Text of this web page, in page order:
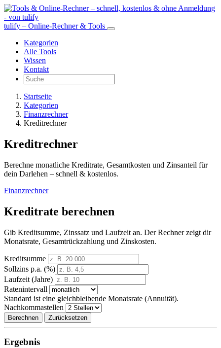
tulify – Online-Rechner & Tools
Kategorien
Alle Tools
Wissen
Kontakt
Startseite
Kategorien
Finanzrechner
Kreditrechner
Kreditrechner
Berechne monatliche Kreditrate, Gesamtkosten und Zinsanteil für
dein Darlehen – schnell & kostenlos.
Finanzrechner
Kreditrate berechnen
Gib Kreditsumme, Zinssatz und Laufzeit an. Der Rechner zeigt dir
Monatsrate, Gesamtrückzahlung und Zinskosten.
Kreditsumme
Sollzins p.a. (%)
Laufzeit (Jahre)
Ratenintervall
Standard ist eine gleichbleibende Monatsrate (Annuität).
Nachkommastellen
Berechnen Zurücksetzen
Ergebnis